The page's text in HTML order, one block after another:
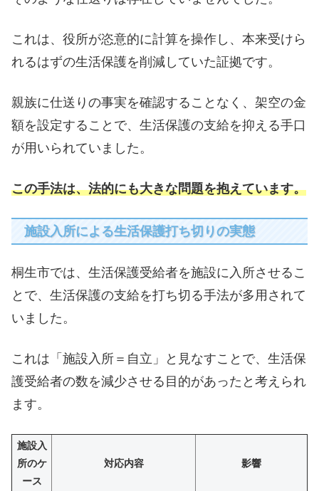
これは、役所が恣意的に計算を操作し、本来受けら
れるはずの生活保護を削減していた証拠です。
親族に仕送りの事実を確認することなく、架空の金
額を設定することで、生活保護の支給を抑える手口
が用いられていました。
この手法は、法的にも大きな問題を抱えています。
施設入所による生活保護打ち切りの実態
桐生市では、生活保護受給者を施設に入所させるこ
とで、生活保護の支給を打ち切る手法が多用されて
いました。
これは「施設入所＝自立」と見なすことで、生活保
護受給者の数を減少させる目的があったと考えられ
ます。
施設入
所のケ
ース
対応内容 影響